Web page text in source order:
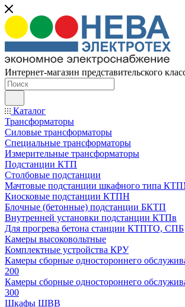
Интернет-магазин представительского
Каталог
Трансформаторы
Силовые трансформаторы
Специальные трансформаторы
Измерительные трансформаторы
Подстанции КТП
Столбовые подстанции
Мачтовые подстанции шкафного типа
Киосковые подстанции КТПН
Блочные (бетонные) подстанции БКТП
Внутренней установки подстанции КТПв
Для прогрева бетона станции КТПТО, СПБ
Камеры высоковольтные
Комплектные устройства КРУ
Камеры сборные одностороннего
200
Камеры сборные одностороннего
300
Шкафы ШВВ